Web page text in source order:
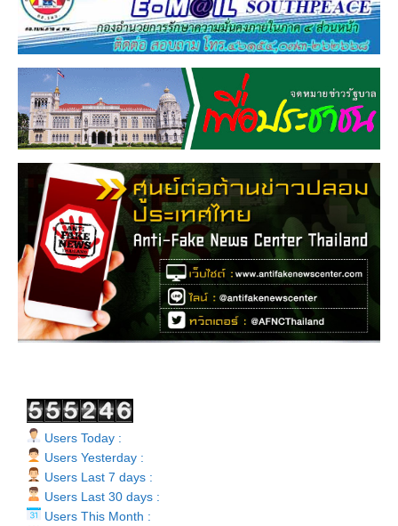
Users Today :
Users Yesterday :
Users Last 7 days :
Users Last 30 days :
Users This Month :